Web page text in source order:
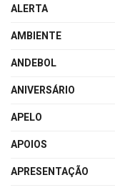
ALERTA
AMBIENTE
ANDEBOL
ANIVERSÁRIO
APELO
APOIOS
APRESENTAÇÃO